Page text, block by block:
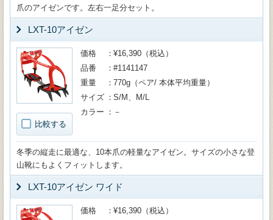
爪のアイゼンです。左右一足分セット。
LXT-10アイゼン
比較する
価格
¥16,390（税込）
品番
#1141147
重量
770g（ペア/ 本体平均重量）
サイズ
S/M、M/L
カラー
－
冬季の縦走に最適な、10本爪の軽量なアイゼン。サイズの小さな登
山靴にもよくフィットします。
LXT-10アイゼン ワイド
価格
¥16,390（税込）